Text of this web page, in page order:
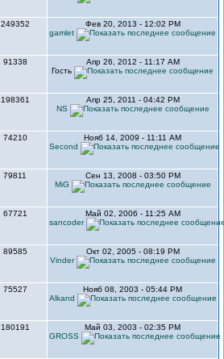
249352
Фев 20, 2013 - 12:02 PM
gamlet
91338
Апр 26, 2012 - 11:17 AM
Гость
198361
Апр 25, 2011 - 04:42 PM
NS
74210
Нояб 14, 2009 - 11:11 AM
Second
79811
Сен 13, 2008 - 03:50 PM
MiG
67721
Май 02, 2006 - 11:25 AM
sancoder
89585
Окт 02, 2005 - 08:19 PM
Vinder
75527
Нояб 08, 2003 - 05:44 PM
Alkand
180191
Май 03, 2003 - 02:35 PM
GROSS